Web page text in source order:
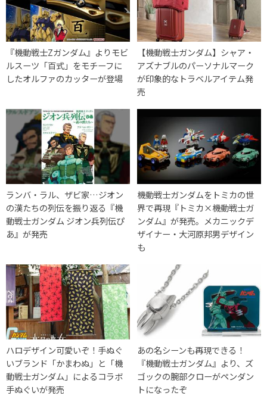
『機動戦士Zガンダム』よりモビ
ルスーツ「百式」をモチーフに
したオルファのカッターが登場
【機動戦士ガンダム】シャア・
アズナブルのパーソナルマーク
が印象的なトラベルアイテム発
売
ランバ・ラル、ザビ家…ジオン
の漢たちの列伝を振り返る『機
動戦士ガンダム ジオン兵列伝ぴ
あ』が発売
機動戦士ガンダムをトミカの世
界で再現『トミカ×機動戦士ガ
ンダム』が発売。メカニックデ
ザイナー・大河原邦男デザイン
も
ハロデザイン可愛いぞ！手ぬぐ
いブランド「かまわぬ」と「機
動戦士ガンダム」によるコラボ
手ぬぐいが発売
あの名シーンも再現できる！
『機動戦士ガンダム』より、ズ
ゴックの腕部クローがペンダン
トになったぞ